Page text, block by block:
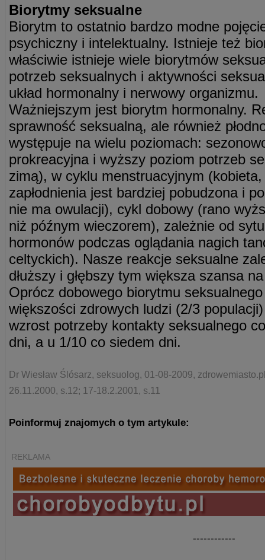
Biorytmy seksualne
Biorytm to ostatnio bardzo modne
psychiczny i intelektualny. Istnieje też
właściwie istnieje wiele biorytmów
potrzeb seksualnych i aktywności
układ hormonalny i nerwowy organizmu.
Ważniejszym jest biorytm hormonalny.
sprawność seksualną, ale również
występuje na wielu poziomach:
prokreacyjna i wyższy poziom potrzeb
zimą), w cyklu menstruacyjnym
zapłodnienia jest bardziej pobudzona i
nie ma owulacji), cykl dobowy (rano
niż późnym wieczorem), zależnie od
hormonów podczas oglądania nagich
celtyckich). Nasze reakcje seksualne
dłuższy i głębszy tym większa szansa
Oprócz dobowego biorytmu
większości zdrowych ludzi (2/3
wzrost potrzeby kontakty seksualnego
dni, a u 1/10 co siedem dni.
Dr Wiesław Ślósarz, seksuolog, 01-08-2009,
26.11.2000, s.12; 17-18.2.2001, s.11
Poinformuj znajomych o tym artykule:
REKLAMA
------------